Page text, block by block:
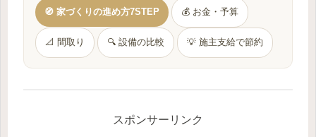
🧭 家づくりの進め方7STEP 💰 お金・予算
📐 間取り 🔍 設備の比較 💡 施主支給で節約
スポンサーリンク